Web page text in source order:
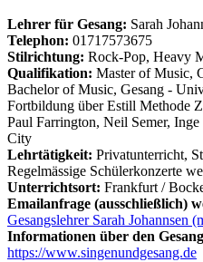
Lehrer für Gesang: Sarah
Telephon: 01717573675
Stilrichtung: Rock-Pop, Heavy
Qualifikation: Master of Music,
Bachelor of Music, Gesang -
Fortbildung über Estill Methode
Paul Farrington, Neil Semer,
City
Lehrtätigkeit: Privatunterricht,
Regelmässige Schülerkonzerte
Unterrichtsort: Frankfurt /
Emailanfrage (ausschließlich)
Gesangslehrer Sarah Johannsen
Informationen über den
https://www.singenundgesang.de